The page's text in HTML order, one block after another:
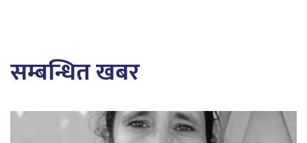
सम्बन्धित खबर